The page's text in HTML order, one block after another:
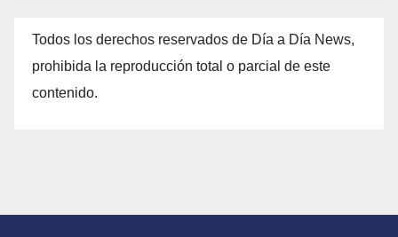
Todos los derechos reservados de Día a Día News,
prohibida la reproducción total o parcial de este
contenido.